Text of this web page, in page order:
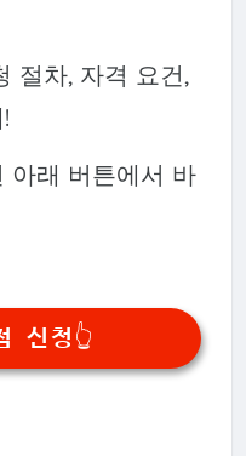
절차, 자격 요건,
아래 버튼에서 바
신청👆